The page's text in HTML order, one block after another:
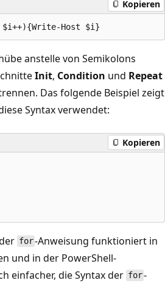
Kopieren
anstelle von Semikolons
Init, Condition und Repeat
Das folgende Beispiel zeigt
Syntax verwendet:
Kopieren
for-Anweisung funktioniert in
und in der PowerShell-
einfacher, die Syntax der for-